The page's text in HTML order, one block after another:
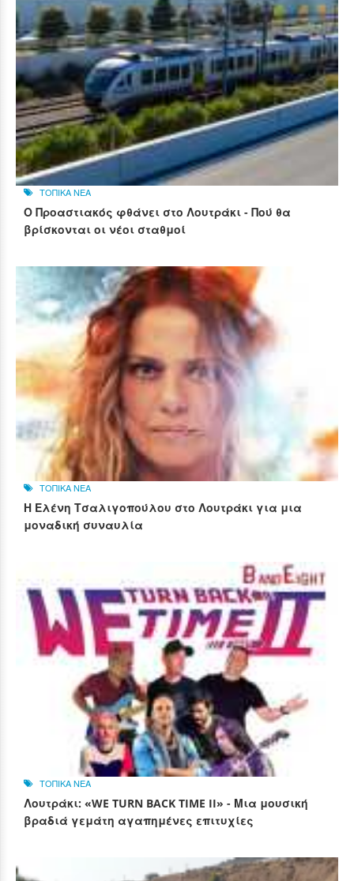
ΤΟΠΙΚΑ ΝΕΑ
Ο Προαστιακός φθάνει στο Λουτράκι - Πού θα
βρίσκονται οι νέοι σταθμοί
ΤΟΠΙΚΑ ΝΕΑ
Η Ελένη Τσαλιγοπούλου στο Λουτράκι για μια
μοναδική συναυλία
ΤΟΠΙΚΑ ΝΕΑ
Λουτράκι: «WE TURN BACK TIME II» - Μια μουσική
βραδιά γεμάτη αγαπημένες επιτυχίες